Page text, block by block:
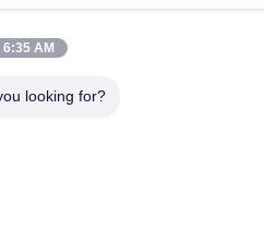
215127, Chine
|
6:35 AM
looking for?